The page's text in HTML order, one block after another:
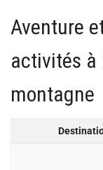
Aventure
activités à
montagne